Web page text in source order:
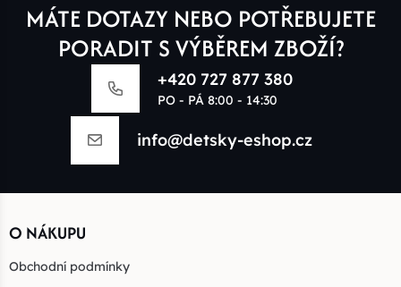
MÁTE DOTAZY NEBO POTŘEBUJETE
PORADIT S VÝBĚREM ZBOŽÍ?
+420 727 877 380
PO - PÁ 8:00 - 14:30
info@detsky-eshop.cz
O NÁKUPU
Obchodní podmínky